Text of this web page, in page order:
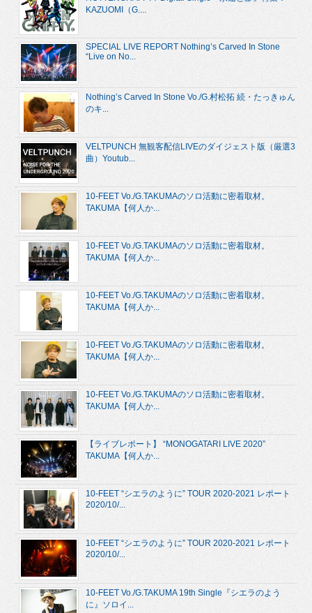
KAZUOMI（G....
SPECIAL LIVE REPORT Nothing’s Carved In Stone
“Live on No...
Nothing’s Carved In Stone Vo./G.村松拓 続・たっきゅん
のキ...
VELTPUNCH 無観客配信LIVEのダイジェスト版（厳選3
曲）Youtub...
10-FEET Vo./G.TAKUMAのソロ活動に密着取材。
TAKUMA【何人か...
10-FEET Vo./G.TAKUMAのソロ活動に密着取材。
TAKUMA【何人か...
10-FEET Vo./G.TAKUMAのソロ活動に密着取材。
TAKUMA【何人か...
10-FEET Vo./G.TAKUMAのソロ活動に密着取材。
TAKUMA【何人か...
10-FEET Vo./G.TAKUMAのソロ活動に密着取材。
TAKUMA【何人か...
【ライブレポート】 “MONOGATARI LIVE 2020”
TAKUMA【何人か...
10-FEET “シエラのように” TOUR 2020-2021 レポート
2020/10/...
10-FEET “シエラのように” TOUR 2020-2021 レポート
2020/10/...
10-FEET Vo./G.TAKUMA 19th Single『シエラのよう
に』ソロイ...